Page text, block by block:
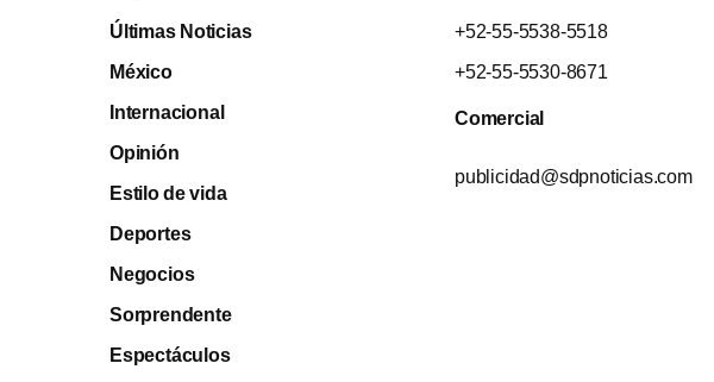
Últimas Noticias
México
Internacional
Opinión
Estilo de vida
Deportes
Negocios
Sorprendente
Espectáculos
+52-55-5538-5518
+52-55-5530-8671
Comercial
publicidad@sdpnoticias.com